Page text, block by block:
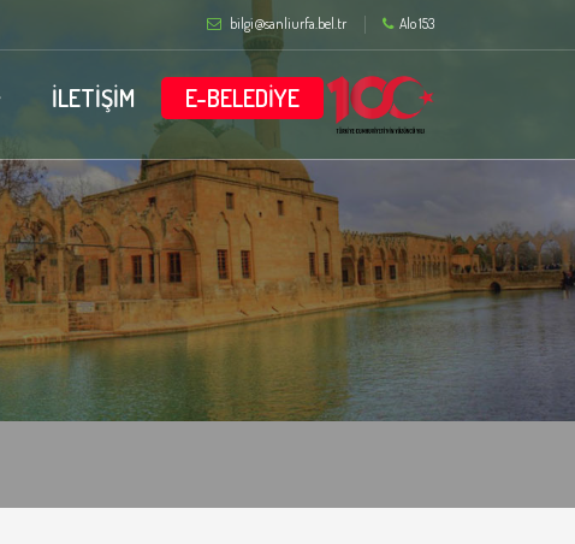
bilgi@sanliurfa.bel.tr Alo 153
İLETİŞİM E-BELEDİYE